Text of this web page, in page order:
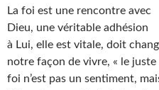
La foi est une rencontre avec
Dieu, une véritable adhésion
à Lui, elle est vitale, doit
notre façon de vivre, « le
foi n’est pas un sentiment,